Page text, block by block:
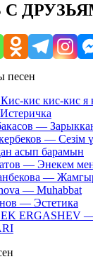
песен
кис кис-кис я
—
— Сезім
асып барамын
— Энекем
—
— Muhabbat
— Эстетика
ERGASHEV